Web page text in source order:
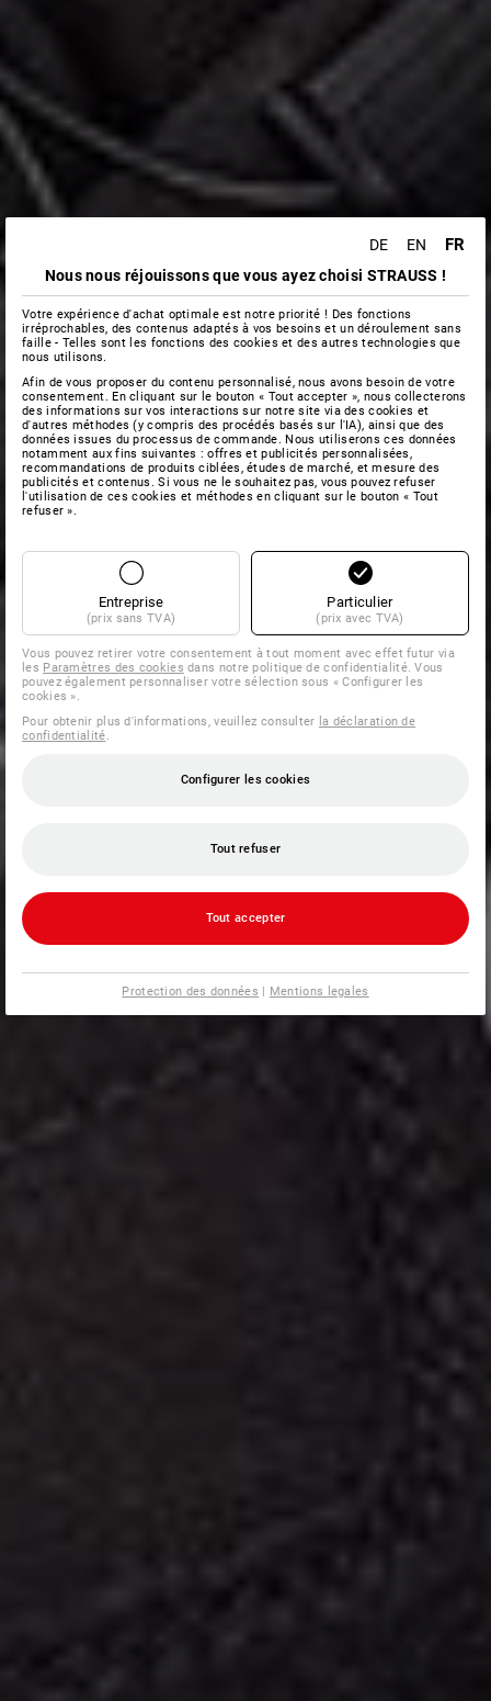
DE EN FR
Nous nous réjouissons que vous ayez choisi STRAUSS !
Votre expérience d'achat optimale est notre priorité ! Des fonctions
irréprochables, des contenus adaptés à vos besoins et un déroulement sans
faille - Telles sont les fonctions des cookies et des autres technologies que
nous utilisons.
Afin de vous proposer du contenu personnalisé, nous avons besoin de votre
consentement. En cliquant sur le bouton « Tout accepter », nous collecterons
des informations sur vos interactions sur notre site via des cookies et
d'autres méthodes (y compris des procédés basés sur l'IA), ainsi que des
données issues du processus de commande. Nous utiliserons ces données
notamment aux fins suivantes : offres et publicités personnalisées,
recommandations de produits ciblées, études de marché, et mesure des
publicités et contenus. Si vous ne le souhaitez pas, vous pouvez refuser
l'utilisation de ces cookies et méthodes en cliquant sur le bouton « Tout
refuser ».
Entreprise
(prix sans TVA)
Particulier
(prix avec TVA)
Vous pouvez retirer votre consentement à tout moment avec effet futur via
les Paramètres des cookies dans notre politique de confidentialité. Vous
pouvez également personnaliser votre sélection sous « Configurer les
cookies ».
Pour obtenir plus d'informations, veuillez consulter la déclaration de
confidentialité
Configurer les cookies
Tout refuser
Tout accepter
Protection des données | Mentions legales